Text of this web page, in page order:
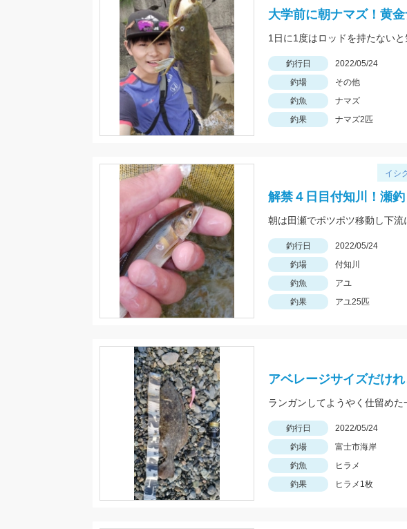
大学前に朝ナマズ！黄
釣行日 2022/05/24
釣場
その他
釣魚
ナマズ
釣果
ナマズ2匹
イシ
解禁４日目付知川！瀬
釣行日 2022/05/24
釣場
付知川
釣魚
アユ
釣果
アユ25匹
アベレージサイズだけれ
ランガンしてようやく仕留めた
釣行日 2022/05/24
釣場
富士市海岸
釣魚
ヒラメ
釣果
ヒラメ1枚